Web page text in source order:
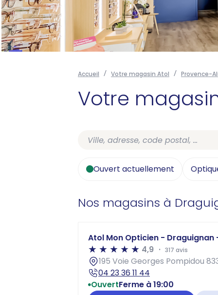
Accueil Votre magasin Atol Provence-
Votre
Ouvert actuellement
Nos magasins à
Atol Mon Opticien - Draguignan
4,9
317 avis
195 Voie Georges Pompidou
04 23 36 11 44
OuvertFerme à 19:00